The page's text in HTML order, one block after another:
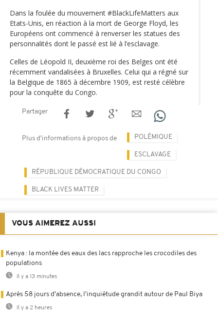
Dans la foulée du mouvement #BlackLifeMatters aux
Etats-Unis, en réaction à la mort de George Floyd, les
Européens ont commencé à renverser les statues des
personnalités dont le passé est lié à l’esclavage.
Celles de Léopold II, deuxième roi des Belges ont été
récemment vandalisées à Bruxelles. Celui qui a régné sur
la Belgique de 1865 à décembre 1909, est resté célèbre
pour la conquête du Congo.
Partager
Plus d'informations à propos de POLÉMIQUE
ESCLAVAGE
RÉPUBLIQUE DÉMOCRATIQUE DU CONGO
BLACK LIVES MATTER
VOUS AIMEREZ AUSSI
Kenya : la montée des eaux des lacs rapproche les crocodiles des
populations
Il y a 13 minutes
Après 58 jours d'absence, l'inquiétude grandit autour de Paul Biya
Il y a 2 heures